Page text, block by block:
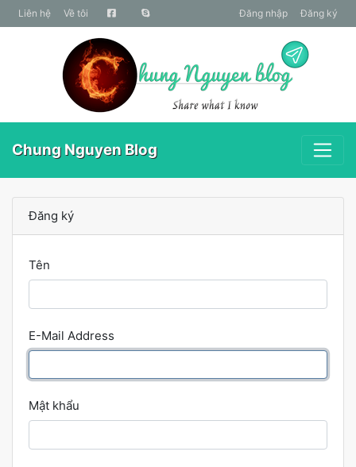
liên hệ Về tôi Đăng nhập Đăng ký
Chung Nguyen Blog
Đăng ký
Tên
E-Mail Address
Mật khẩu